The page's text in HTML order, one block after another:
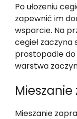
Po ułożeniu
zapewnić im
wsparcie. Na
cegieł zaczyna
prostopadle do
warstwa
Mieszanie